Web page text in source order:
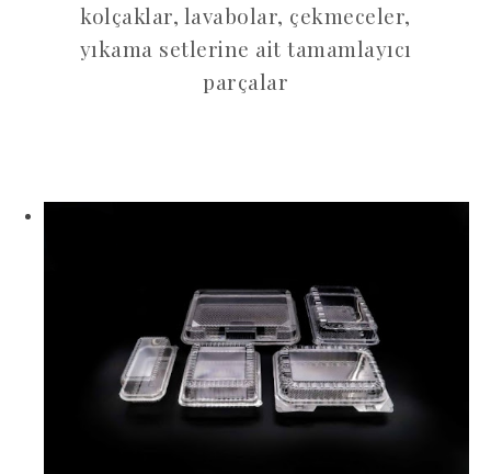
kolçaklar, lavabolar, çekmeceler,
yıkama setlerine ait tamamlayıcı
parçalar